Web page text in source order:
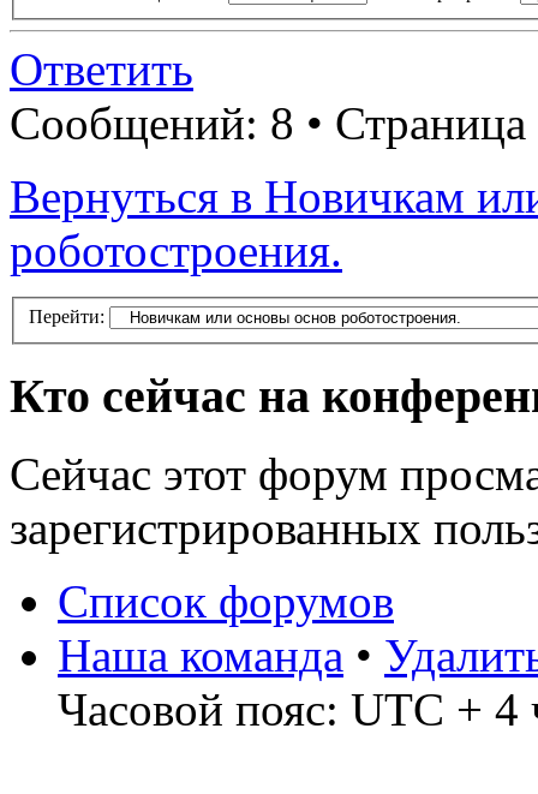
Ответить
Сообщений: 8 • Страница
Вернуться в Новичкам
роботостроения.
Перейти:
Кто сейчас на
Сейчас этот форум
зарегистрированных
Список форумов
Наша команда •
Часовой пояс: UTC + 4